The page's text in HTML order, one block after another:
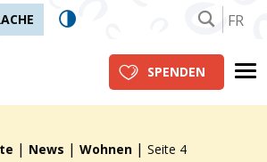
FR
SPENDEN
| News | Wohnen | Seite 4